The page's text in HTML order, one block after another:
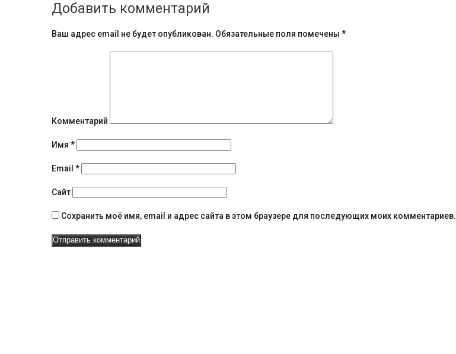
б
щ
я
н
а
в
и
г
а
Добавить комментарий
Ваш адрес email не будет опубликован. Обязательные поля помечены *
Комментарий
Имя *
Email *
Сайт
Сохранить моё имя, email и адрес сайта в этом браузере для последующих моих комментариев.